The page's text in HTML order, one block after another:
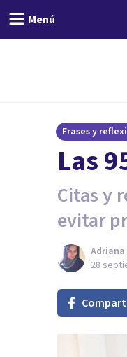
Menú
Frases y
Las
Citas y
evitar
Adriana
28